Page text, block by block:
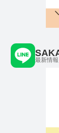
最新情